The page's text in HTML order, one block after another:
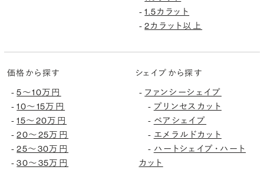
-1.5カラット
-2カラット以上
価格から探す
-5〜10万円
-10〜15万円
-15〜20万円
-20〜25万円
-25〜30万円
-30〜35万円
シェイプから探す
- ファンシーシェイプ
- プリンセスカット
- ペアシェイプ
- エメラルドカット
- ハートシェイプ・ハート
カット